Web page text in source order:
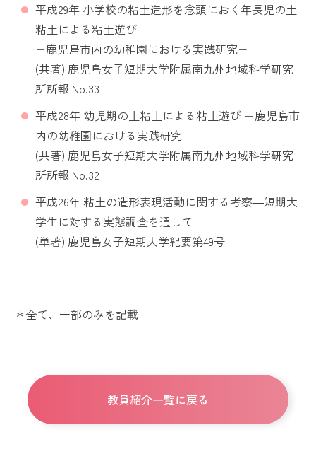
平成29年 小学校の粘土造形を念頭におく年長児の土
粘土による粘土遊び
−鹿児島市内の幼稚園における実践研究−
(共著) 鹿児島女子短期大学附属南九州地域科学研究
所所報 No.33
平成28年 幼児期の土粘土による粘土遊び −鹿児島市
内の幼稚園における実践研究−
(共著) 鹿児島女子短期大学附属南九州地域科学研究
所所報 No.32
平成26年 粘土の造形表現活動に関する考察―短期大
学生に対する実態調査を通して-
(単著) 鹿児島女子短期大学紀要第49号
＊全て、一部のみを記載
教員紹介一覧に戻る